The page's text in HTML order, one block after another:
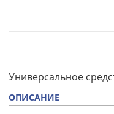
Универсальное
ОПИСАНИЕ